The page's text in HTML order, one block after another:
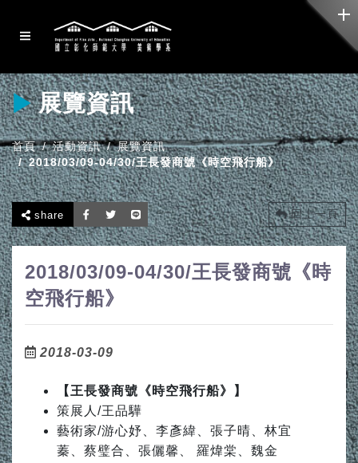
展覽資訊
首頁 活動資訊
展覽資訊
2018/03/09-04/30/王長發商號《時空飛行船》
share 回上一頁
2018/03/09-04/30/王長發商號《時
空飛行船》
2018-03-09
【王長發商號《時空飛行船》】
策展人/王品驊
藝術家/游心妤、李彥緯、張子晴、林宜
蓁、蔡璧合、張儷馨、 羅煒棠、魏金